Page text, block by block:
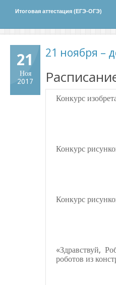
Итоговая аттестация (ЕГЭ-ОГЭ)
21
Ноя
2017
21 ноября –
Конкурс
Конкурс
Конкурс
«Здравствуй,
роботов из